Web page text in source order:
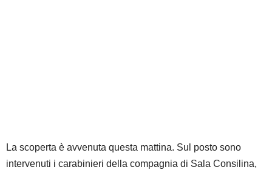
La scoperta è avvenuta questa mattina. Sul posto sono
intervenuti i carabinieri della compagnia di Sala Consilina,